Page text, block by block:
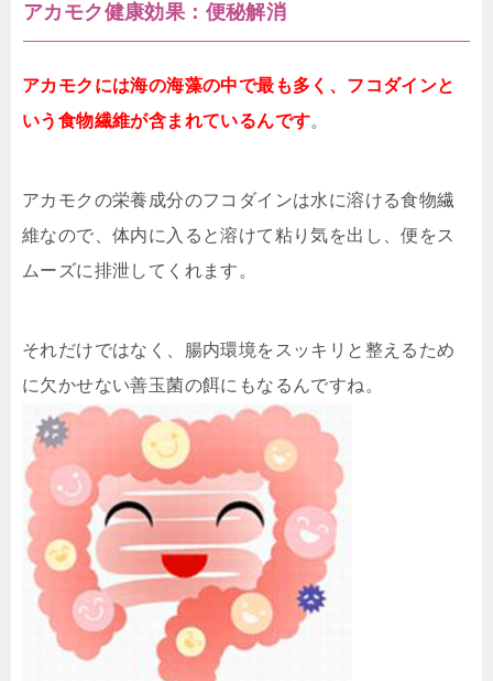
アカモク健康効果：便秘解消
アカモクには海の海藻の中で最も多く、フコダインと
いう食物繊維が含まれているんです。
アカモクの栄養成分のフコダインは水に溶ける食物繊
維なので、体内に入ると溶けて粘り気を出し、便をス
ムーズに排泄してくれます。
それだけではなく、腸内環境をスッキリと整えるため
に欠かせない善玉菌の餌にもなるんですね。